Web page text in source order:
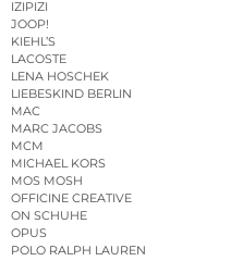
IZIPIZI
JOOP!
KIEHL’S
LACOSTE
LENA HOSCHEK
LIEBESKIND BERLIN
MAC
MARC JACOBS
MCM
MICHAEL KORS
MOS MOSH
OFFICINE CREATIVE
ON SCHUHE
OPUS
POLO RALPH LAUREN